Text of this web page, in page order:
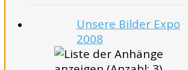
Unsere Bilder Expo
2008